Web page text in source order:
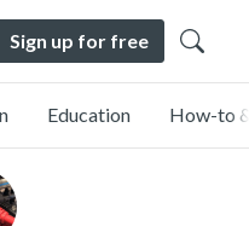
Sign up for free
Education How-to